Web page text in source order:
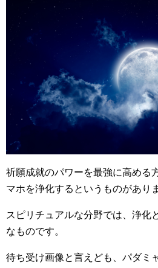
祈願成就のパワーを最強に高める
マホを浄化するというものがあり
スピリチュアルな分野では、浄化
なものです。
待ち受け画像と言えども、パダミ